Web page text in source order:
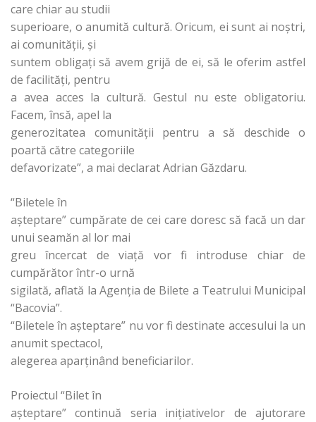
care chiar au studii
superioare, o anumită cultură. Oricum, ei sunt ai noştri,
ai comunităţii, şi
suntem obligaţi să avem grijă de ei, să le oferim astfel
de facilităţi, pentru
a avea acces la cultură. Gestul nu este obligatoriu.
Facem, însă, apel la
generozitatea comunităţii pentru a să deschide o
poartă către categoriile
defavorizate”, a mai declarat Adrian Găzdaru.
“Biletele în
aşteptare” cumpărate de cei care doresc să facă un dar
unui seamăn al lor mai
greu încercat de viaţă vor fi introduse chiar de
cumpărător într-o urnă
sigilată, aflată la Agenţia de Bilete a Teatrului Municipal
“Bacovia”.
“Biletele în aşteptare” nu vor fi destinate accesului la un
anumit spectacol,
alegerea aparţinând beneficiarilor.
Proiectul “Bilet în
aşteptare” continuă seria iniţiativelor de ajutorare